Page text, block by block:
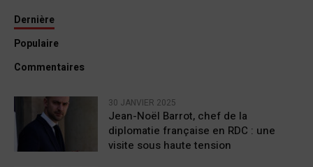
Dernière
Populaire
Commentaires
30 JANVIER 2025
Jean-Noël Barrot, chef de la
diplomatie française en RDC : une
visite sous haute tension